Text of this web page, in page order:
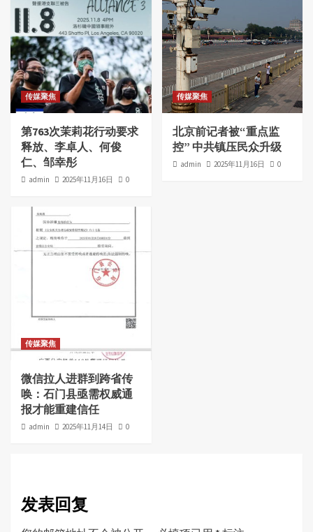
传媒聚焦
第763次茉莉花行动要求
释放、李卓人、何俊
仁、邹幸彤
admin 2025年11月16日 0
传媒聚焦
北京前记者被“重点监
控” 中共镇压民众升级
admin 2025年11月16日 0
传媒聚焦
微信拉人进群到跨省传
唤：石门县亟需权威通
报才能重建信任
admin 2025年11月14日 0
发表回复